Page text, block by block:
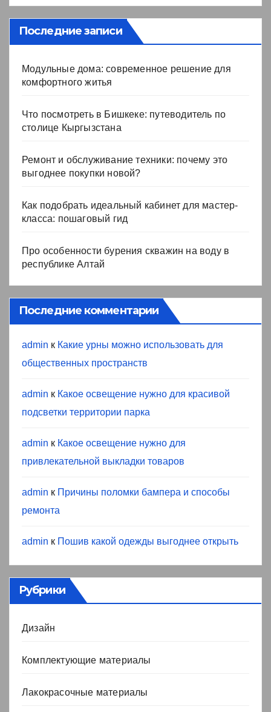
Последние записи
Модульные дома: современное решение для
комфортного житья
Что посмотреть в Бишкеке: путеводитель по
столице Кыргызстана
Ремонт и обслуживание техники: почему это
выгоднее покупки новой?
Как подобрать идеальный кабинет для мастер-
класса: пошаговый гид
Про особенности бурения скважин на воду в
республике Алтай
Последние комментарии
admin к Какие урны можно использовать для
общественных пространств
admin к Какое освещение нужно для красивой
подсветки территории парка
admin к Какое освещение нужно для
привлекательной выкладки товаров
admin к Причины поломки бампера и способы
ремонта
admin к Пошив какой одежды выгоднее открыть
Рубрики
Дизайн
Комплектующие материалы
Лакокрасочные материалы